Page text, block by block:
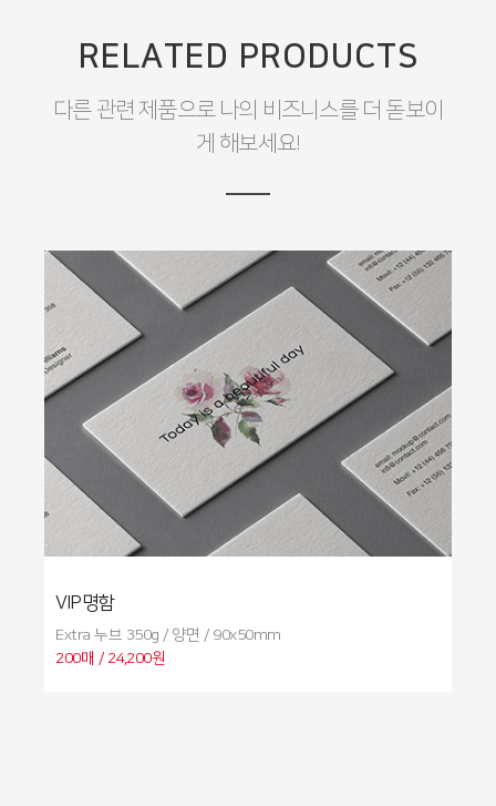
RELATED PRODUCTS
다른 관련 제품으로 나의 비즈니스를 더 돋보이
게 해보세요!
VIP명함
Extra 누브 350g / 양면 / 90x50mm
200매 / 24,200원